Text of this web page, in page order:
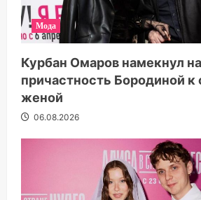
Мода
Курбан Омаров намекнул на
причастность Бородиной к
женой
06.08.2026